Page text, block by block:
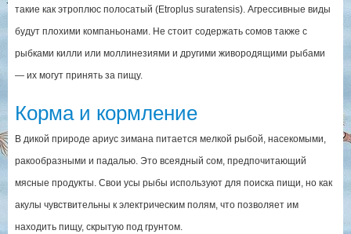
такие как этроплюс полосатый (Etroplus suratensis). Агрессивные виды
будут плохими компаньонами. Не стоит содержать сомов также с
рыбками килли или моллинезиями и другими живородящими рыбами
— их могут принять за пищу.
Корма и кормление
В дикой природе ариус зимана питается мелкой рыбой, насекомыми,
ракообразными и падалью. Это всеядный сом, предпочитающий
мясные продукты. Свои усы рыбы используют для поиска пищи, но как
акулы чувствительны к электрическим полям, что позволяет им
находить пищу, скрытую под грунтом.